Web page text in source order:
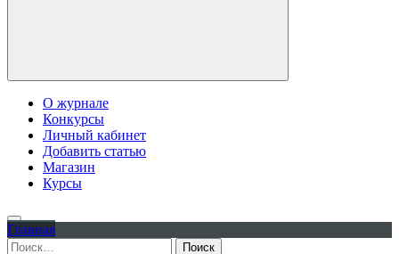
О журнале
Конкурсы
Личный кабинет
Добавить статью
Магазин
Курсы
Главная
Найти: